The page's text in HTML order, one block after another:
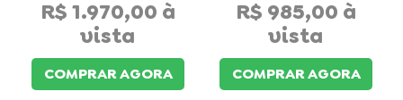
R$ 1.970,00
COMPRAR AGORA
R$ 985,00
COMPRAR AGORA